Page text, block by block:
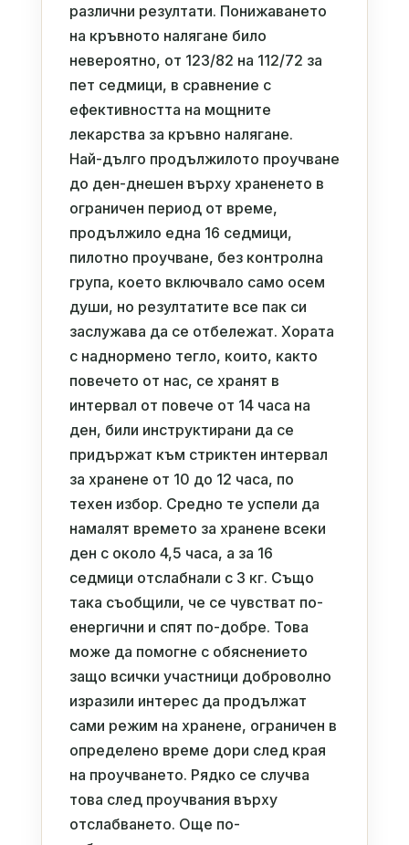
различни резултати. Понижаването
на кръвното налягане било
невероятно, от 123/82 на 112/72 за
пет седмици, в сравнение с
ефективността на мощните
лекарства за кръвно налягане.
Най-дълго продължилото проучване
до ден-днешен върху храненето в
ограничен период от време,
продължило една 16 седмици,
пилотно проучване, без контролна
група, което включвало само осем
души, но резултатите все пак си
заслужава да се отбележат. Хората
с наднормено тегло, които, както
повечето от нас, се хранят в
интервал от повече от 14 часа на
ден, били инструктирани да се
придържат към стриктен интервал
за хранене от 10 до 12 часа, по
техен избор. Средно те успели да
намалят времето за хранене всеки
ден с около 4,5 часа, а за 16
седмици отслабнали с 3 кг. Също
така съобщили, че се чувстват по-
енергични и спят по-добре. Това
може да помогне с обяснението
защо всички участници доброволно
изразили интерес да продължат
сами режим на хранене, ограничен в
определено време дори след края
на проучването. Рядко се случва
това след проучвания върху
отслабването. Още по-